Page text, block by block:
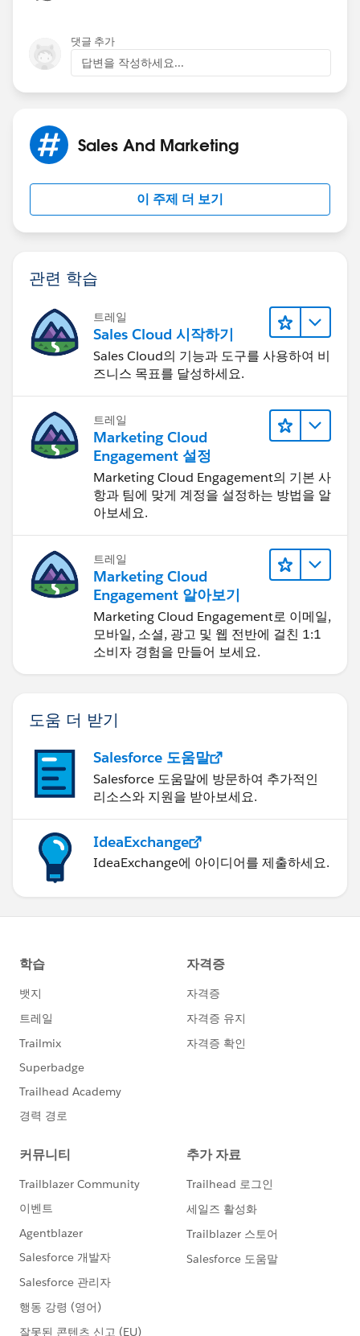
댓글 추가
답변을 작성하세요...
Sales And Marketing
이 주제 더 보기
관련 학습
트레일
Sales Cloud 시작하기
Sales Cloud의 기능과 도구를 사용하여 비
즈니스 목표를 달성하세요.
트레일
Marketing Cloud
Engagement 설정
Marketing Cloud Engagement의 기본 사
항과 팀에 맞게 계정을 설정하는 방법을 알
아보세요.
트레일
Marketing Cloud
Engagement 알아보기
Marketing Cloud Engagement로 이메일,
모바일, 소셜, 광고 및 웹 전반에 걸친 1:1
소비자 경험을 만들어 보세요.
도움 더 받기
Salesforce 도움말
Salesforce 도움말에 방문하여 추가적인
리소스와 지원을 받아보세요.
IdeaExchange
IdeaExchange에 아이디어를 제출하세요.